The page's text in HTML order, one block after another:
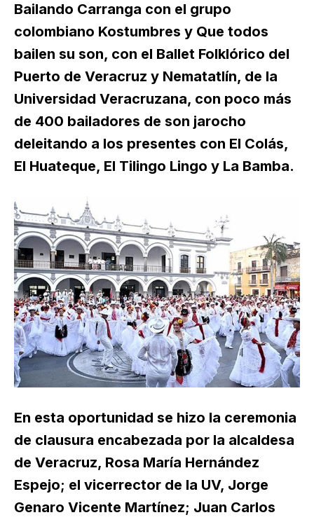
Bailando Carranga con el grupo
colombiano Kostumbres y Que todos
bailen su son, con el Ballet Folklórico del
Puerto de Veracruz y Nematatlín, de la
Universidad Veracruzana, con poco más
de 400 bailadores de son jarocho
deleitando a los presentes con El Colás,
El Huateque, El Tilingo Lingo y La Bamba.
En esta oportunidad se hizo la ceremonia
de clausura encabezada por la alcaldesa
de Veracruz, Rosa María Hernández
Espejo; el vicerrector de la UV, Jorge
Genaro Vicente Martínez; Juan Carlos